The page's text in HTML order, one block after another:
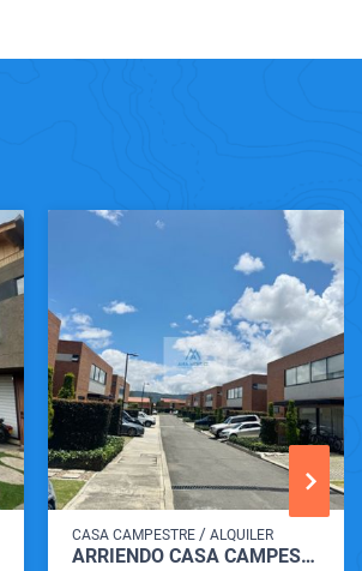
CASA CAMPESTRE /ALQUILER
ARRIENDO CASA CAMPESTRE ESQUINERA DE DOS NIVELES EN CAJICÁ.